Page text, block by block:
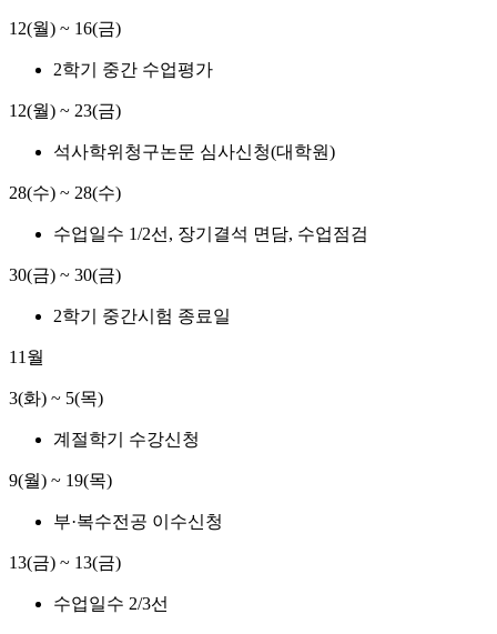
12(월) ~ 16(금)
2학기 중간 수업평가
12(월) ~ 23(금)
석사학위청구논문 심사신청(대학원)
28(수) ~ 28(수)
수업일수 1/2선, 장기결석 면담, 수업점검
30(금) ~ 30(금)
2학기 중간시험 종료일
11월
3(화) ~ 5(목)
계절학기 수강신청
9(월) ~ 19(목)
부·복수전공 이수신청
13(금) ~ 13(금)
수업일수 2/3선